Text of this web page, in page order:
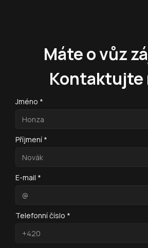
Máte o vůz
Kontaktujte
Jméno *
Příjmení *
E-mail *
Telefonní číslo *